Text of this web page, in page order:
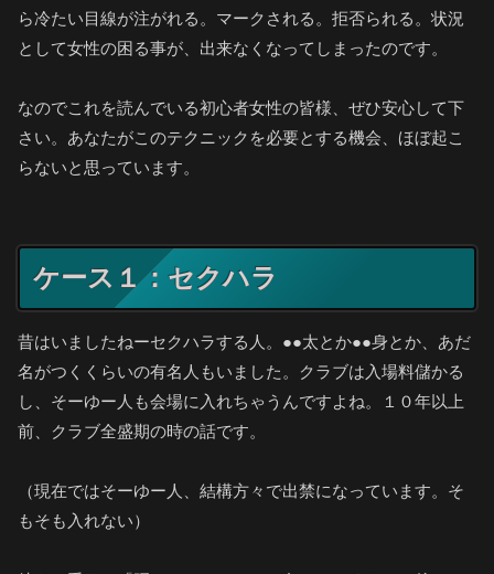
ら冷たい目線が注がれる。マークされる。拒否られる。状況
として女性の困る事が、出来なくなってしまったのです。
なのでこれを読んでいる初心者女性の皆様、ぜひ安心して下
さい。あなたがこのテクニックを必要とする機会、ほぼ起こ
らないと思っています。
ケース１：セクハラ
昔はいましたねーセクハラする人。●●太とか●●身とか、あだ
名がつくくらいの有名人もいました。クラブは入場料儲かる
し、そーゆー人も会場に入れちゃうんですよね。１０年以上
前、クラブ全盛期の時の話です。
（現在ではそーゆー人、結構方々で出禁になっています。そ
もそも入れない）